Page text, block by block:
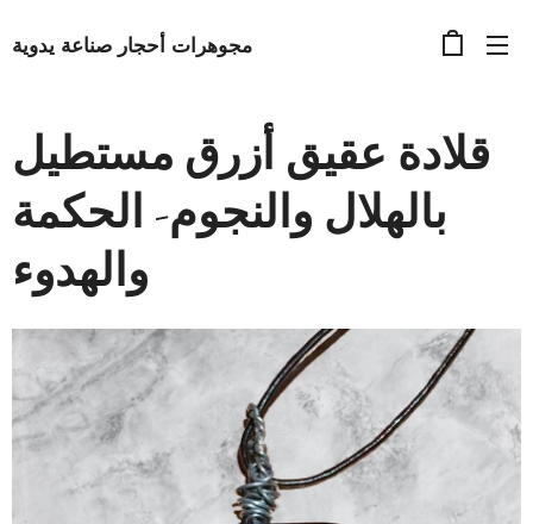
مجوهرات أحجار صناعة يدوية
قلادة عقيق أزرق مستطيل
بالهلال والنجوم- الحكمة
والهدوء